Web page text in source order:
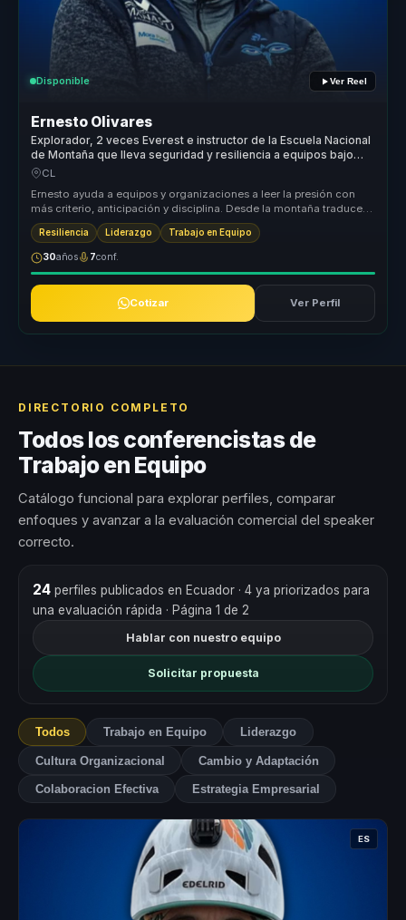
Disponible Ver Reel
Ernesto Olivares
Explorador, 2 veces Everest e instructor de la Escuela Nacional
de Montaña que lleva seguridad y resiliencia a equipos bajo
presión.
CL
Ernesto ayuda a equipos y organizaciones a leer la presión con
más criterio, anticipación y disciplina. Desde la montaña traduce
segurida...
Resiliencia Liderazgo Trabajo en Equipo
30años 7conf.
Cotizar Ver Perfil
DIRECTORIO COMPLETO
Todos los conferencistas de
Trabajo en Equipo
Catálogo funcional para explorar perfiles, comparar
enfoques y avanzar a la evaluación comercial del speaker
correcto.
24perfiles publicados en Ecuador · 4 ya priorizados para
una evaluación rápida · Página 1 de 2
Hablar con nuestro equipo
Solicitar propuesta
Todos Trabajo en Equipo Liderazgo
Cultura Organizacional Cambio y Adaptación
Colaboracion Efectiva Estrategia Empresarial
ES